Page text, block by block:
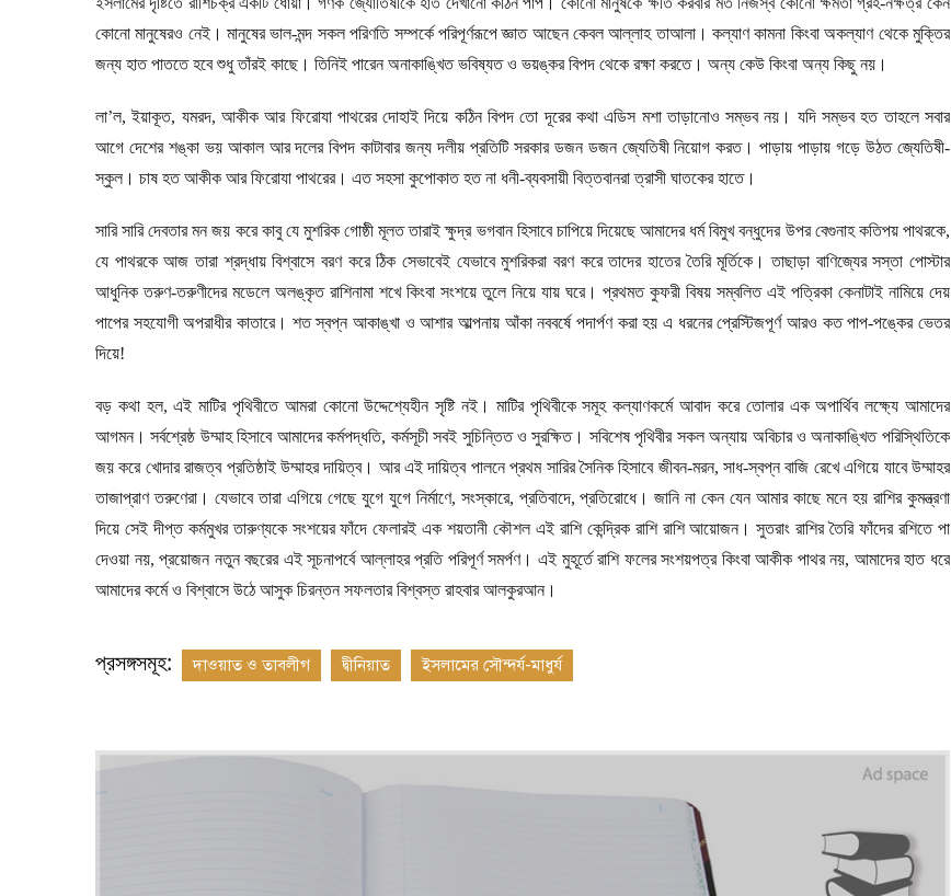
কোনো মানুষেরও নেই। মানুষের ভাল-মন্দ সকল পরিণতি সম্পর্কে পরিপূর্ণরূপে জ্ঞাত আছেন কেবল আল্লাহ তাআলা। কল্যাণ কামনা কিংবা অকল্যাণ থেকে মুক্তির
জন্য হাত পাততে হবে শুধু তাঁরই কাছে। তিনিই পারেন অনাকাঙ্খিত ভবিষ্যত ও ভয়ঙ্কর বিপদ থেকে রক্ষা করতে। অন্য কেউ কিংবা অন্য কিছু নয়।
লা’ল,ইয়াকূত, যমরদ, আকীক আর ফিরোযা পাথরের দোহাই দিয়ে কঠিন বিপদ তো দূরের কথা এডিস মশা তাড়ানোও সম্ভব নয়। যদি সম্ভব হত তাহলে সবার
আগে দেশের শঙ্কা ভয় আকাল আর দলের বিপদ কাটাবার জন্য দলীয় প্রতিটি সরকার ডজন ডজন জ্যেতিষী নিয়োগ করত। পাড়ায় পাড়ায় গড়ে উঠত জ্যেতিষী-
স্কুল। চাষ হত আকীক আর ফিরোযা পাথরের। এত সহসা কুপোকাত হত না ধনী-ব্যবসায়ী বিত্তবানরা ত্রাসী ঘাতকের হাতে।
সারি সারি দেবতার মন জয় করে কাবু যে মুশরিক গোষ্ঠী মূলত তারাই ক্ষুদ্র ভগবান হিসাবে চাপিয়ে দিয়েছে আমাদের ধর্ম বিমুখ বন্ধুদের উপর বেগুনাহ কতিপয় পাথরকে,
যে পাথরকে আজ তারা শ্রদ্ধায় বিশ্বাসে বরণ করে ঠিক সেভাবেই যেভাবে মুশরিকরা বরণ করে তাদের হাতের তৈরি মূর্তিকে। তাছাড়া বাণিজ্যের সস্তা পোস্টার
আধুনিক তরুণ-তরুণীদের মডেলে অলঙ্কৃত রাশিনামা শখে কিংবা সংশয়ে তুলে নিয়ে যায় ঘরে। প্রথমত কুফরী বিষয় সম্বলিত এই পত্রিকা কেনাটাই নামিয়ে দেয়
পাপের সহযোগী অপরাধীর কাতারে। শত স্বপ্ন আকাঙ্খা ও আশার আল্পনায় আঁকা নববর্ষে পদার্পণ করা হয় এ ধরনের প্রেস্টিজপূর্ণ আরও কত পাপ-পঙ্কের ভেতর
দিয়ে!
বড় কথা হল,এই মাটির পৃথিবীতে আমরা কোনো উদ্দেশ্যেহীন সৃষ্টি নই। মাটির পৃথিবীকে সমূহ কল্যাণকর্মে আবাদ করে তোলার এক অপার্থিব লক্ষ্যে আমাদের
আগমন। সর্বশ্রেষ্ঠ উম্মাহ হিসাবে আমাদের কর্মপদ্ধতি, কর্মসূচী সবই সুচিন্তিত ও সুরক্ষিত। সবিশেষ পৃথিবীর সকল অন্যায় অবিচার ও অনাকাঙ্খিত পরিস্থিতিকে
জয় করে খোদার রাজত্ব প্রতিষ্ঠাই উম্মাহর দায়িত্ব। আর এই দায়িত্ব পালনে প্রথম সারির সৈনিক হিসাবে জীবন-মরন,সাধ-স্বপ্ন বাজি রেখে এগিয়ে যাবে উম্মাহর
তাজাপ্রাণ তরুণেরা। যেভাবে তারা এগিয়ে গেছে যুগে যুগে নির্মাণে, সংস্কারে, প্রতিবাদে,প্রতিরোধে। জানি না কেন যেন আমার কাছে মনে হয় রাশির কুমন্ত্রণা
দিয়ে সেই দীপ্ত কর্মমুখর তারুণ্যকে সংশয়ের ফাঁদে ফেলারই এক শয়তানী কৌশল এই রাশি কেন্দ্রিক রাশি রাশি আয়োজন। সুতরাং রাশির তৈরি ফাঁদের রশিতে পা
দেওয়া নয়,প্রয়োজন নতুন বছরের এই সূচনাপর্বে আল্লাহর প্রতি পরিপূর্ণ সমর্পণ। এই মুহূর্তে রাশি ফলের সংশয়পত্র কিংবা আকীক পাথর নয়, আমাদের হাত ধরে
আমাদের কর্মে ও বিশ্বাসে উঠে আসুক চিরন্তন সফলতার বিশ্বস্ত রাহবার আলকুরআন।
প্রসঙ্গসমূহ: দাওয়াত ও তাবলীগ দ্বীনিয়াত ইসলামের সৌন্দর্য-মাধুর্য